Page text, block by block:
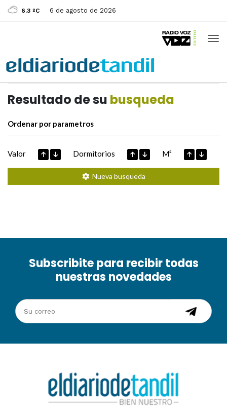
6.3 ºC 6 de agosto de 2026
Resultado de su busqueda
Ordenar por parametros
Valor Dormitorios M²
Nueva busqueda
Subscribite para recibir todas
nuestras novedades